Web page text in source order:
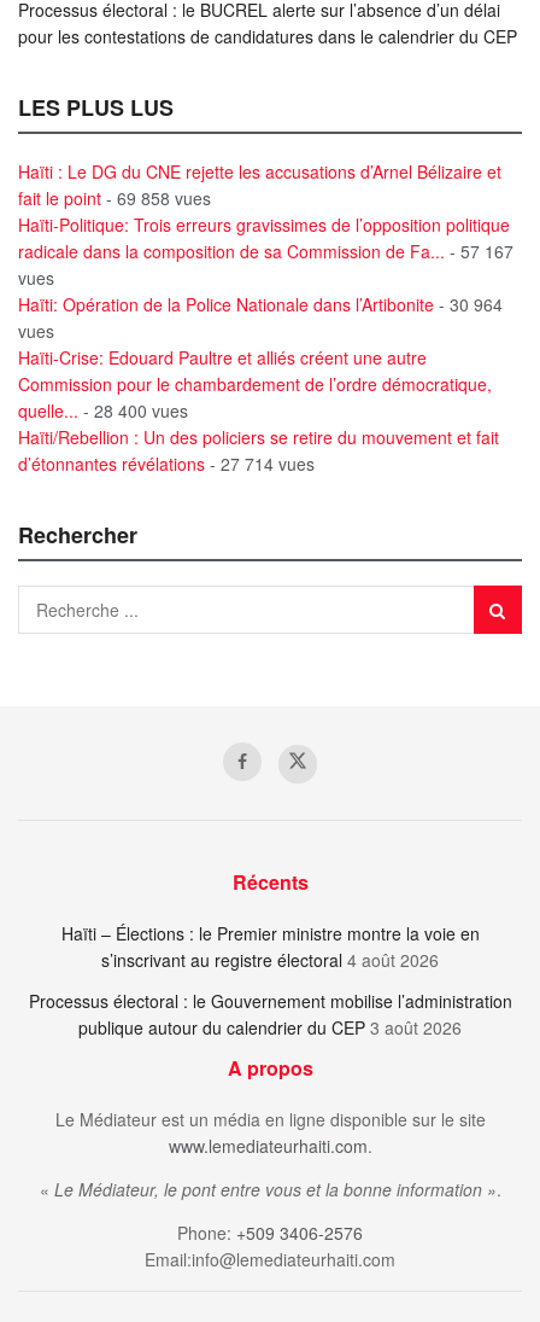
Processus électoral : le BUCREL alerte sur l’absence d’un délai
pour les contestations de candidatures dans le calendrier du CEP
LES PLUS LUS
Haïti : Le DG du CNE rejette les accusations d’Arnel Bélizaire et
fait le point - 69 858 vues
Haïti-Politique: Trois erreurs gravissimes de l’opposition politique
radicale dans la composition de sa Commission de Fa... - 57 167
vues
Haïti: Opération de la Police Nationale dans l’Artibonite - 30 964
vues
Haïti-Crise: Edouard Paultre et alliés créent une autre
Commission pour le chambardement de l’ordre démocratique,
quelle... - 28 400 vues
Haïti/Rebellion : Un des policiers se retire du mouvement et fait
d’étonnantes révélations - 27 714 vues
Rechercher
Récents
Haïti – Élections : le Premier ministre montre la voie en
s’inscrivant au registre électoral 4 août 2026
Processus électoral : le Gouvernement mobilise l’administration
publique autour du calendrier du CEP 3 août 2026
A propos
Le Médiateur est un média en ligne disponible sur le site
www.lemediateurhaiti.com.
« Le Médiateur, le pont entre vous et la bonne information ».
Phone: +509 3406-2576
Email:info@lemediateurhaiti.com